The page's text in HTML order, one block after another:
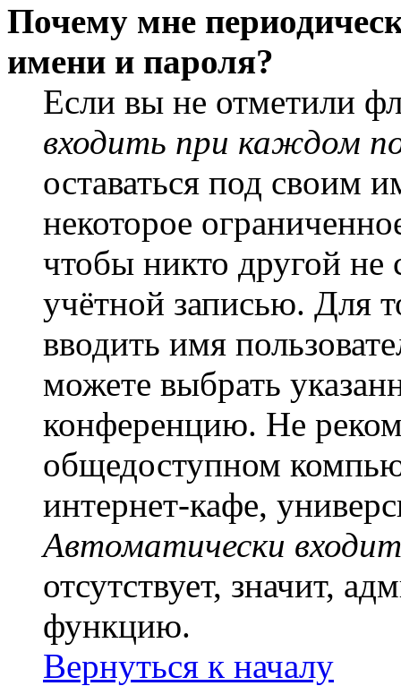
Почему мне
имени и пароля?
Если вы не отметили
входить при каждом
оставаться под своим
некоторое
чтобы никто другой не
учётной записью. Для
вводить имя
можете выбрать
конференцию. Не
общедоступном
интернет-кафе,
Автоматически
отсутствует, значит,
функцию.
Вернуться к началу